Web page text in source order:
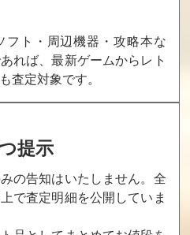
フト・周辺機器・攻略本な
れば、最新ゲームからレト
査定対象です。
提示
の告知はいたしません。全
で査定明細を公開していま